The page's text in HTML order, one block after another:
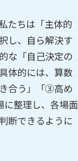
たちは「主体的
し、自ら解決す
な「自己決定の
体的には、算数
合う」「③高め
整理し、各場面
断できるように